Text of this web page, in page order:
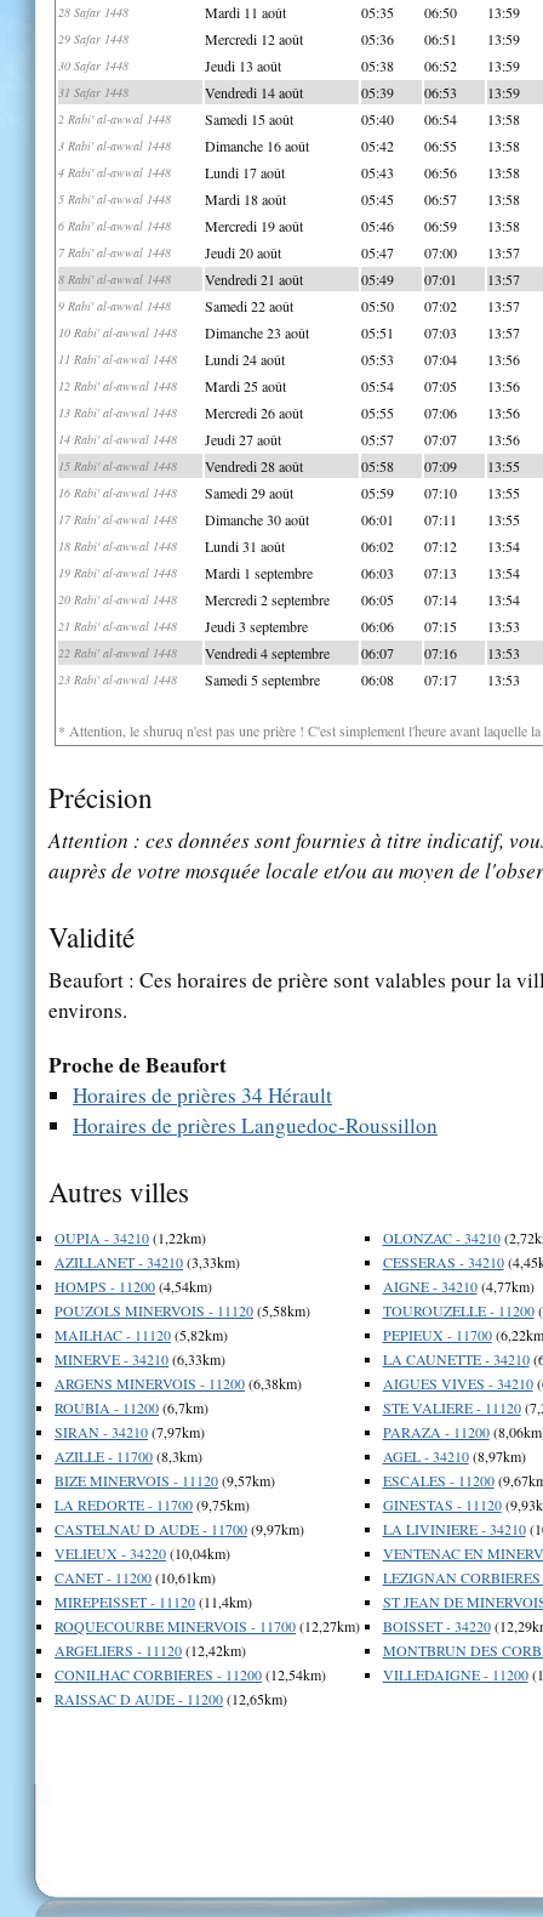
28 Safar 1448 Mardi 11 août 05:35 06:50 13:59
29 Safar 1448 Mercredi 12 août 05:36 06:51 13:59
30 Safar 1448 Jeudi 13 août 05:38 06:52 13:59
31 Safar 1448 Vendredi 14 août 05:39 06:53 13:59
2 Rabi' al-awwal 1448 Samedi 15 août 05:40 06:54 13:58
3 Rabi' al-awwal 1448 Dimanche 16 août 05:42 06:55 13:58
4 Rabi' al-awwal 1448 Lundi 17 août 05:43 06:56 13:58
5 Rabi' al-awwal 1448 Mardi 18 août 05:45 06:57 13:58
6 Rabi' al-awwal 1448 Mercredi 19 août 05:46 06:59 13:58
7 Rabi' al-awwal 1448 Jeudi 20 août 05:47 07:00 13:57
8 Rabi' al-awwal 1448 Vendredi 21 août 05:49 07:01 13:57
9 Rabi' al-awwal 1448 Samedi 22 août 05:50 07:02 13:57
10 Rabi' al-awwal 1448 Dimanche 23 août 05:51 07:03 13:57
11 Rabi' al-awwal 1448 Lundi 24 août 05:53 07:04 13:56
12 Rabi' al-awwal 1448 Mardi 25 août 05:54 07:05 13:56
13 Rabi' al-awwal 1448 Mercredi 26 août 05:55 07:06 13:56
14 Rabi' al-awwal 1448 Jeudi 27 août 05:57 07:07 13:56
15 Rabi' al-awwal 1448 Vendredi 28 août 05:58 07:09 13:55
16 Rabi' al-awwal 1448 Samedi 29 août 05:59 07:10 13:55
17 Rabi' al-awwal 1448 Dimanche 30 août 06:01 07:11 13:55
18 Rabi' al-awwal 1448 Lundi 31 août 06:02 07:12 13:54
19 Rabi' al-awwal 1448 Mardi 1 septembre 06:03 07:13 13:54
20 Rabi' al-awwal 1448 Mercredi 2 septembre 06:05 07:14 13:54
21 Rabi' al-awwal 1448 Jeudi 3 septembre 06:06 07:15 13:53
22 Rabi' al-awwal 1448 Vendredi 4 septembre 06:07 07:16 13:53
23 Rabi' al-awwal 1448 Samedi 5 septembre 06:08 07:17 13:53
* Attention, le shuruq n'est pas une prière ! C'est simplement l'heure avant laquelle
Précision
Attention : ces données sont fournies à titre indicatif,
auprès de votre mosquée locale et/ou au moyen de
Validité
Beaufort : Ces horaires de prière sont valables pour la
environs.
Proche de Beaufort
Horaires de prières 34 Hérault
Horaires de prières Languedoc-Roussillon
Autres villes
OUPIA - 34210(1,22km)
AZILLANET - 34210(3,33km)
HOMPS - 11200(4,54km)
POUZOLS MINERVOIS - 11120(5,58km)
MAILHAC - 11120(5,82km)
MINERVE - 34210(6,33km)
ARGENS MINERVOIS - 11200(6,38km)
ROUBIA - 11200(6,7km)
SIRAN - 34210(7,97km)
AZILLE - 11700(8,3km)
BIZE MINERVOIS - 11120(9,57km)
LA REDORTE - 11700(9,75km)
CASTELNAU D AUDE - 11700(9,97km)
VELIEUX - 34220(10,04km)
CANET - 11200(10,61km)
MIREPEISSET - 11120(11,4km)
ROQUECOURBE MINERVOIS - 11700(12,27km)
ARGELIERS - 11120(12,42km)
CONILHAC CORBIERES - 11200(12,54km)
RAISSAC D AUDE - 11200(12,65km)
OLONZAC - 34210
CESSERAS - 34210
AIGNE - 34210(4,77km)
TOUROUZELLE - 11200
PEPIEUX - 11700
LA CAUNETTE - 34210
AIGUES VIVES - 34210
STE VALIERE - 11120
PARAZA - 11200
AGEL - 34210(8,97km)
ESCALES - 11200
GINESTAS - 11120
LA LIVINIERE - 34210
VENTENAC EN
LEZIGNAN CORBIERES
ST JEAN DE
BOISSET - 34220
MONTBRUN DES
VILLEDAIGNE - 11200